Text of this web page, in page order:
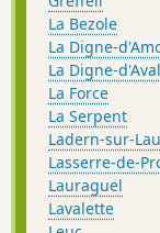
La Bezole
La Digne-
La Digne-d'Aval
La Force
La Serpent
Ladern-sur-
Lasserre-de-
Lauraguel
Lavalette